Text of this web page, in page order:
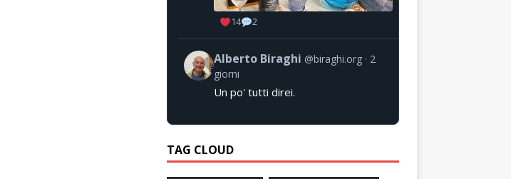
14 2
Alberto Biraghi @biraghi.org
2
giorni
Un po' tutti direi.
TAG CLOUD